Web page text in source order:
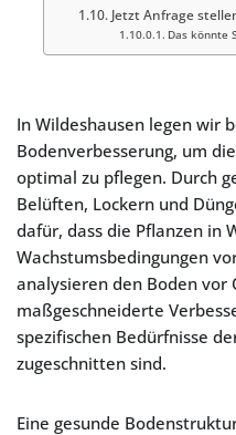
Jetzt Anfrage
Das könnte
In Wildeshausen legen wir
Bodenverbesserung, um
optimal zu pflegen. Durch
Belüften, Lockern und
dafür, dass die Pflanzen in
Wachstumsbedingungen
analysieren den Boden vor
maßgeschneiderte
spezifischen Bedürfnisse
zugeschnitten sind.
Eine gesunde